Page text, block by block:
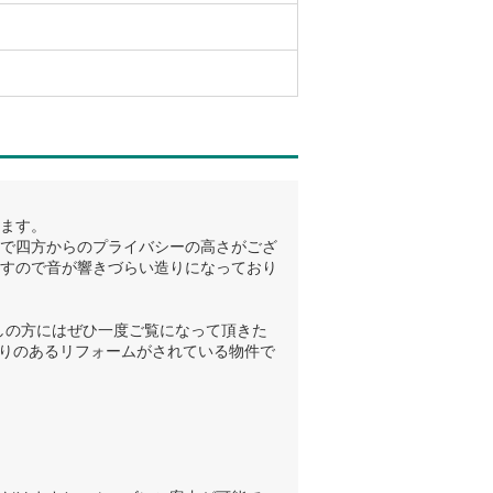
す。
四方からのプライバシーの高さがござ
ので音が響きづらい造りになっており
方にはぜひ一度ご覧になって頂きた
のあるリフォームがされている物件で